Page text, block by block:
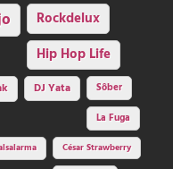
Rockdelux
Hip Hop Life
DJ Yata
Sôber
La Fuga
César Strawberry